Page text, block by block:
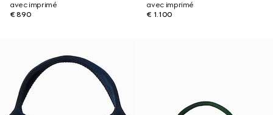
avec imprimé
€ 890
avec imprimé
€ 1.100